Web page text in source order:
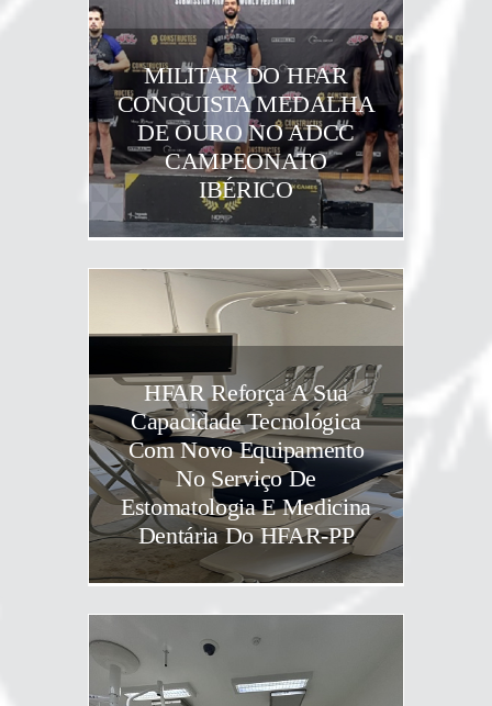
MILITAR DO HFAR
CONQUISTA MEDALHA
DE OURO NO ADCC
CAMPEONATO
IBÉRICO
HFAR Reforça A Sua
Capacidade Tecnológica
Com Novo Equipamento
No Serviço De
Estomatologia E Medicina
Dentária Do HFAR-PP